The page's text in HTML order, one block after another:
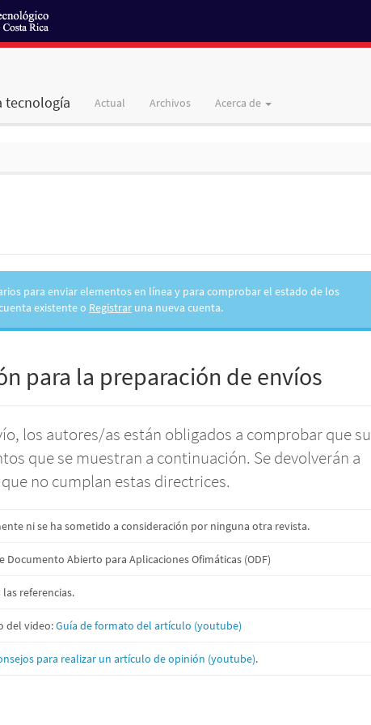
tecnología Actual Archivos Acerca de
para enviar elementos en línea y para comprobar el estado de los
existente o Registrar una nueva cuenta.
para la preparación de envíos
los autores/as están obligados a comprobar que su
que se muestran a continuación. Se devolverán a
no cumplan estas directrices.
ni se ha sometido a consideración por ninguna otra revista.
Abierto para Aplicaciones Ofimáticas (ODF)
referencias.
del video:Guía de formato del artículo (youtube)
para realizar un artículo de opinión (youtube).